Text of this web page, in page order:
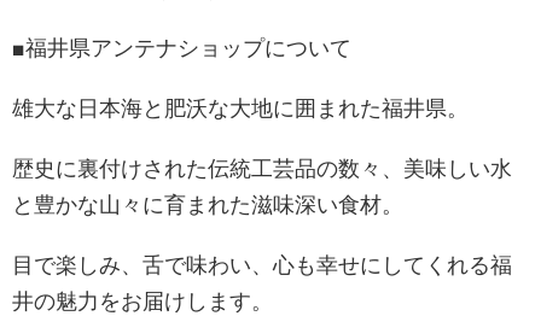
■福井県アンテナショップについて
雄大な日本海と肥沃な大地に囲まれた福井県。
歴史に裏付けされた伝統工芸品の数々、美味しい水
と豊かな山々に育まれた滋味深い食材。
目で楽しみ、舌で味わい、心も幸せにしてくれる福
井の魅力をお届けします。